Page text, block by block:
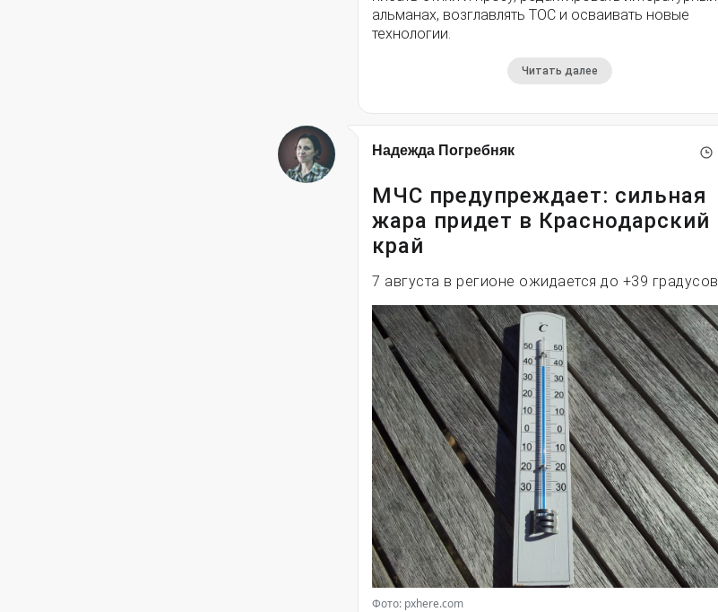
альманах, возглавлять ТОС и осваивать новые
технологии.
Читать далее
Надежда Погребняк
МЧС предупреждает: сильная
жара придет в Краснодарский
край
7 августа в регионе ожидается до +39 градусов
Фото: pxhere.com